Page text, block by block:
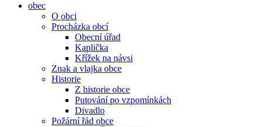
obec
O obci
Procházka obcí
Obecní úřad
Kaplička
Křížek na návsi
Znak a vlajka obce
Historie
Z historie obce
Putování po vzpomínkách
Divadlo
Požární řád obce